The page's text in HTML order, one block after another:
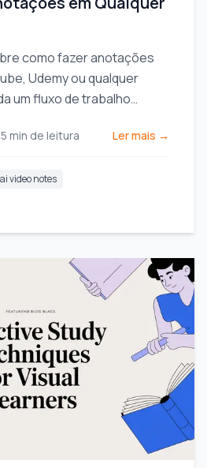
como fazer anotações
Udemy ou qualquer
um fluxo de trabalho
min de leitura Ler mais →
ai video notes